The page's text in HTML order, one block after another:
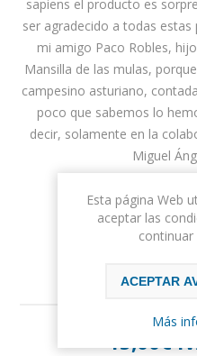
sapiens el producto es
ser agradecido a todas
mi amigo Paco Robles,
Mansilla de las mulas,
campesino asturiano,
poco que sabemos lo
decir, solamente en la
Miguel
Autor: MIGUEL
15,00€
Esta página Web
aceptar las
continuar
ACEPTAR
Más